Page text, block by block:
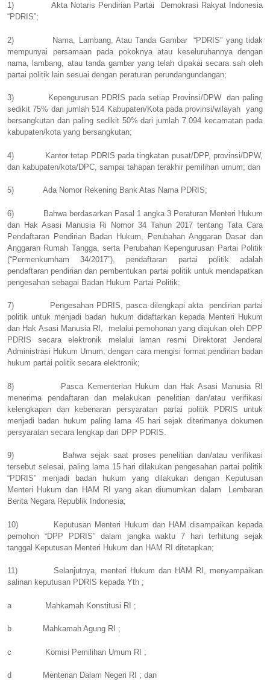
1) Akta Notaris Pendirian Partai
Demokrasi Rakyat Indonesia
“PDRIS”;
2) Nama, Lambang, Atau Tanda Gambar
“PDRIS” yang tidak
mempunyai persamaan pada pokoknya atau keseluruhannya dengan
nama, lambang, atau tanda gambar yang telah dipakai secara sah oleh
partai politik lain sesuai dengan peraturan perundangundangan;
3) Kepengurusan PDRIS pada setiap Provinsi/DPW
dan paling
sedikit 75% dari jumlah 514 Kabupaten/Kota pada provinsi/wilayah
yang
bersangkutan dan paling sedikit 50% dari jumlah 7.094 kecamatan pada
kabupaten/kota yang bersangkutan;
4)
Kantor tetap PDRIS pada tingkatan pusat/DPP, provinsi/DPW,
dan kabupaten/kota/DPC, sampai tahapan terakhir pemilihan umum; dan
5) Ada Nomor Rekening Bank Atas Nama PDRIS;
6)
Bahwa berdasarkan Pasal 1 angka 3 Peraturan Menteri Hukum
dan Hak Asasi Manusia Ri Nomor 34 Tahun 2017 tentang Tata Cara
Pendaftaran Pendirian Badan Hukum, Perubahan Anggaran Dasar dan
Anggaran Rumah Tangga, serta Perubahan Kepengurusan Partai Politik
(“Permenkumham 34/2017”), pendaftaran partai politik adalah
pendaftaran pendirian dan pembentukan partai politik untuk mendapatkan
pengesahan sebagai Badan Hukum Partai Politik;
7) Pengesahan PDRIS, pasca dilengkapi akta
pendirian partai
politik untuk menjadi badan hukum didaftarkan kepada Menteri Hukum
dan Hak Asasi Manusia RI,
melalui pemohonan yang diajukan oleh DPP
PDRIS secara elektronik melalui laman resmi Direktorat Jenderal
Administrasi Hukum Umum, dengan cara mengisi format pendirian badan
hukum partai politik secara elektronik;
8)
Pasca Kementerian Hukum dan Hak Asasi Manusia RI
menerima pendaftaran dan melakukan penelitian dan/atau verifikasi
kelengkapan dan kebenaran persyaratan partai politik PDRIS untuk
menjadi badan hukum paling lama 45 hari sejak diterimanya dokumen
persyaratan secara lengkap dari DPP PDRIS.
9)
Bahwa sejak saat proses penelitian dan/atau verifikasi
tersebut selesai, paling lama 15 hari dilakukan pengesahan partai politik
“PDRIS” menjadi badan hukum yang dilakukan dengan Keputusan
Menteri Hukum dan HAM RI yang akan diumumkan dalam
Lembaran
Berita Negara Republik Indonesia;
10)
Keputusan Menteri Hukum dan HAM disampaikan kepada
pemohon “DPP PDRIS” dalam jangka waktu 7 hari terhitung sejak
tanggal Keputusan Menteri Hukum dan HAM RI ditetapkan;
11)
Selanjutnya, menteri Hukum dan HAM RI, menyampaikan
salinan keputusan PDRIS kepada Yth ;
a Mahkamah Konstitusi RI ;
b Mahkamah Agung RI ;
c Komisi Pemilihan Umum RI ;
d Menterian Dalam Negeri RI ; dan